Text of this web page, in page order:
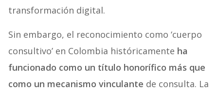
transformación digital.
Sin embargo, el reconocimiento como ‘cuerpo
consultivo’ en Colombia históricamente ha
funcionado como un título honorífico más que
como un mecanismo vinculante de consulta. La